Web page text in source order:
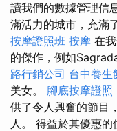
讀我們的數據管理信
滿活力的城市，充滿
按摩證照班 按摩 在
的傑作，例如
路行銷公司 台中養生
美女。 腳底按摩證照
供了令人興奮的節目
人。 得益於其優惠